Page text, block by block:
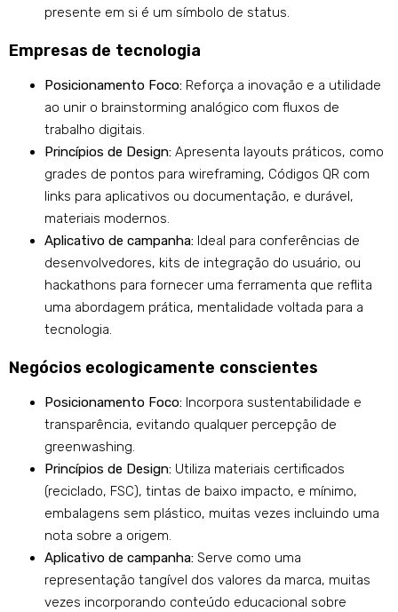
presente em si é um símbolo de status.
Empresas de tecnologia
Posicionamento Foco: Reforça a inovação e a utilidade
ao unir o brainstorming analógico com fluxos de
trabalho digitais.
Princípios de Design: Apresenta layouts práticos, como
grades de pontos para wireframing, Códigos QR com
links para aplicativos ou documentação, e durável,
materiais modernos.
Aplicativo de campanha: Ideal para conferências de
desenvolvedores, kits de integração do usuário, ou
hackathons para fornecer uma ferramenta que reflita
uma abordagem prática, mentalidade voltada para a
tecnologia.
Negócios ecologicamente conscientes
Posicionamento Foco: Incorpora sustentabilidade e
transparência, evitando qualquer percepção de
greenwashing.
Princípios de Design: Utiliza materiais certificados
(reciclado, FSC), tintas de baixo impacto, e mínimo,
embalagens sem plástico, muitas vezes incluindo uma
nota sobre a origem.
Aplicativo de campanha: Serve como uma
representação tangível dos valores da marca, muitas
vezes incorporando conteúdo educacional sobre